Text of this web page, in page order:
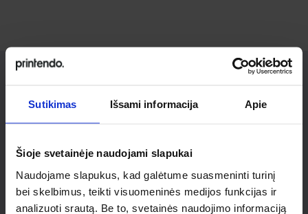
Sutikimas Išsami informacija Apie
Šioje svetainėje naudojami slapukai
Naudojame slapukus, kad galėtume suasmeninti turinį
bei skelbimus, teikti visuomeninės medijos funkcijas ir
analizuoti srautą. Be to, svetainės naudojimo informaciją
Ieškai
individualaus
sprendimo?
Susisiek su mumis dėl